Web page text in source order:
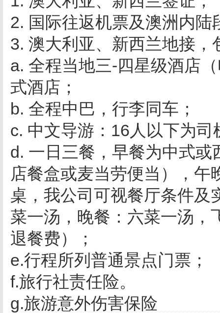
2. 国际往返机票及澳洲内
3. 澳大利亚、新西兰地接，
a. 全程当地三-四星级酒店
式酒店；
b. 全程中巴，行李同车；
c. 中文导游：16人以下为司
d. 一日三餐，早餐为中式
店餐盒或麦当劳便当），午
桌，我公司可视餐厅条件及
菜一汤，晚餐：六菜一汤，
退餐费）；
e.行程所列普通景点门票；
f.旅行社责任险。
g.旅游意外伤害保险